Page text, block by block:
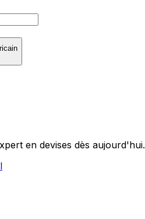
en devises dès aujourd'hui.